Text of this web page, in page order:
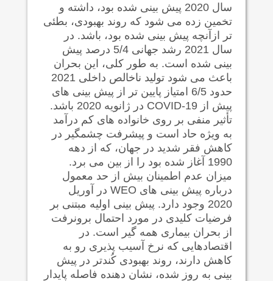
سال 2020 پیش بینی شده بود، داشته و
تخمین زده می شود که روند بهبودی، بطئی
تر ازآنچه پیش بینی شده بود، باشد. در
سال 2021 رشد جهانی 5/4 درصد پیش
بینی شده است. به طور کلی، این بحران
باعث می شود تولید ناخالص داخلی 2021
حدود 6/5 امتیاز پایین تر از پیش بینی های
پیش از COVID-19 در ژانویه 2020 باشد.
تأثیر منفی بر روی خانواده های کم درآمد
به ویژه حاد است و پیشرفت چشمگیر در
کاهش فقر شدید در جهان، که از دهه
1990 آغاز شده بود را از بین می برد.
میزان عدم اطمینان بیش از حد معمول
درباره پیش بینی های WEO در آوریل
2020 وجود دارد. پیش بینی اولیه مبتنی بر
فرضیات کلیدی در مورد احتمال برونرفت
از بحران بیماری همه گیر است. در
اقتصادهایی که نرخ آسیب پذیری رو به
کاهش دارند، روند بهبودی کُندتر در پیش
بینی به روز شده، نشان دهنده فاصله پایدار